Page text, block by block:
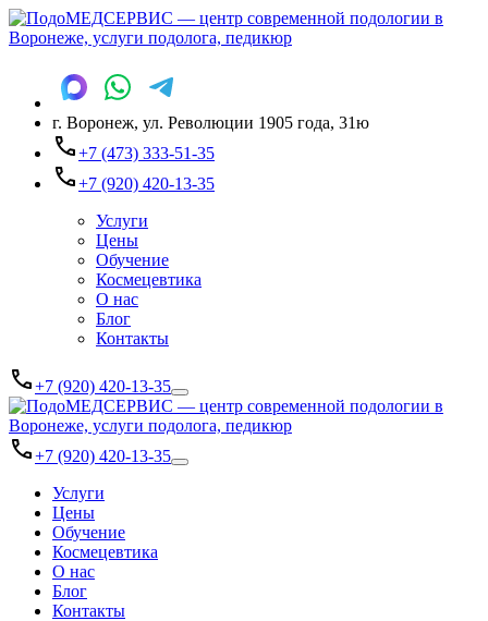
г. Воронеж, ул. Революции 1905 года, 31ю
+7 (473) 333-51-35
+7 (920) 420-13-35
Услуги
Цены
Обучение
Космецевтика
О нас
Блог
Контакты
+7 (920) 420-13-35
+7 (920) 420-13-35
Услуги
Цены
Обучение
Космецевтика
О нас
Блог
Контакты